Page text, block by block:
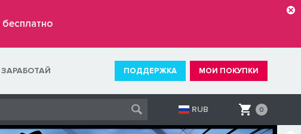
бесплатно
ЗАРАБОТАЙ ПОДДЕРЖКА МОИ ПОКУПКИ
RUB 0